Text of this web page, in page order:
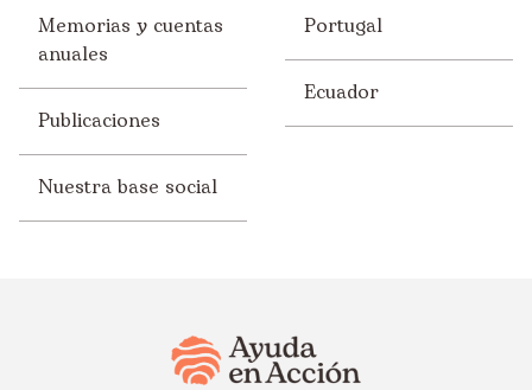
Memorias y cuentas
anuales
Publicaciones
Nuestra base social
Portugal
Ecuador